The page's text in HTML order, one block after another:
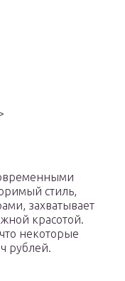
стиль,
захватывает
красотой.
некоторые
рублей.